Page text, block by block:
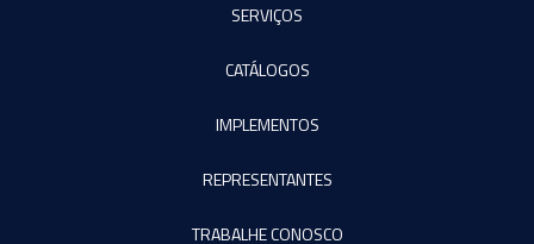
SERVIÇOS
CATÁLOGOS
IMPLEMENTOS
REPRESENTANTES
TRABALHE CONOSCO